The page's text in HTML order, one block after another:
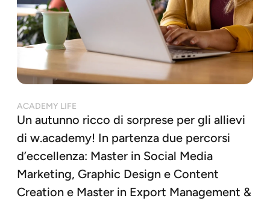
ACADEMY LIFE
Un autunno ricco di sorprese per gli allievi
di w.academy! In partenza due percorsi
d’eccellenza: Master in Social Media
Marketing, Graphic Design e Content
Creation e Master in Export Management &